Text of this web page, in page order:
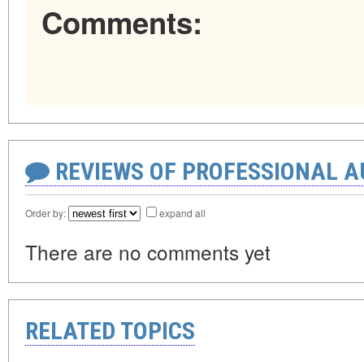
Comments:
REVIEWS OF PROFESSIONAL
Order by: expand all
There are no comments yet
RELATED TOPICS